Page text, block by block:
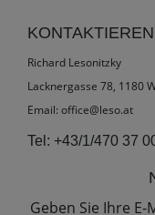
Richard Lesonitzky
Lacknergasse 78, 1180
Email: office@leso.at
Tel: +43/1/470 37
Geben Sie Ihre